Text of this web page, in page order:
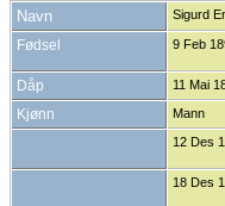
Navn Sigurd
Fødsel 9 Feb
Dåp 11 Mai
Kjønn
Mann
12 Des
18 Des